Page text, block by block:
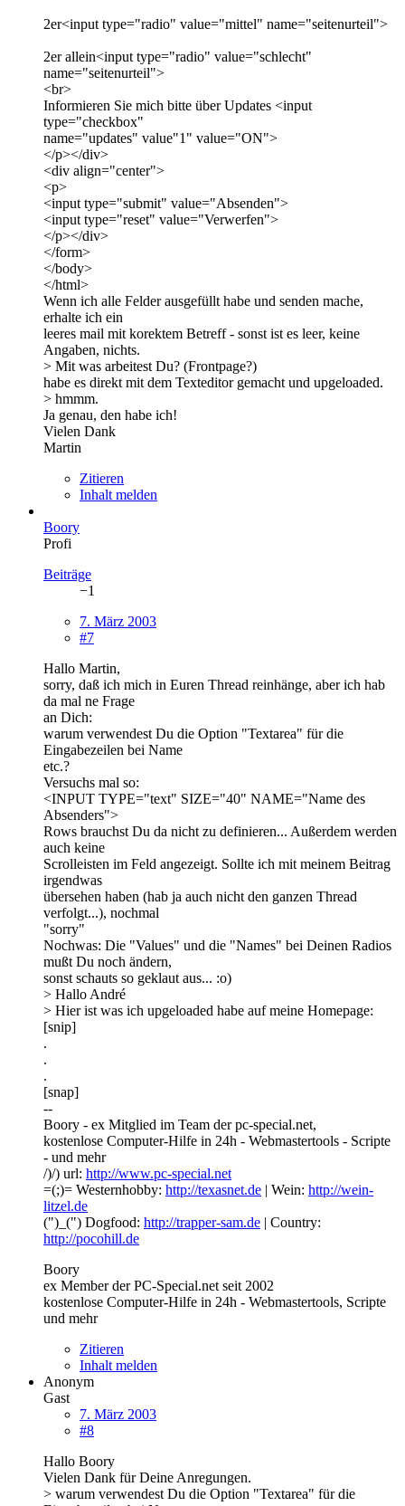
2er<input type="radio" value="mittel" name="seitenurteil">
2er allein<input type="radio" value="schlecht"
name="seitenurteil">
<br>
Informieren Sie mich bitte über Updates <input
type="checkbox"
name="updates" value"1" value="ON">
</p></div>
<div align="center">
<p>
<input type="submit" value="Absenden">
<input type="reset" value="Verwerfen">
</p></div>
</form>
</body>
</html>
Wenn ich alle Felder ausgefüllt habe und senden mache,
erhalte ich ein
leeres mail mit korektem Betreff - sonst ist es leer, keine
Angaben, nichts.
> Mit was arbeitest Du? (Frontpage?)
habe es direkt mit dem Texteditor gemacht und upgeloaded.
> hmmm.
Ja genau, den habe ich!
Vielen Dank
Martin
Zitieren
Inhalt melden
Boory
Profi
Beiträge
−1
7. März 2003
#7
Hallo Martin,
sorry, daß ich mich in Euren Thread reinhänge, aber ich hab
da mal ne Frage
an Dich:
warum verwendest Du die Option "Textarea" für die
Eingabezeilen bei Name
etc.?
Versuchs mal so:
<INPUT TYPE="text" SIZE="40" NAME="Name des
Absenders">
Rows brauchst Du da nicht zu definieren... Außerdem werden
auch keine
Scrolleisten im Feld angezeigt. Sollte ich mit meinem Beitrag
irgendwas
übersehen haben (hab ja auch nicht den ganzen Thread
verfolgt...), nochmal
"sorry"
Nochwas: Die "Values" und die "Names" bei Deinen Radios
mußt Du noch ändern,
sonst schauts so geklaut aus... :o)
> Hallo André
> Hier ist was ich upgeloaded habe auf meine Homepage:
[snip]
.
.
.
[snap]
--
Boory - ex Mitglied im Team der pc-special.net,
kostenlose Computer-Hilfe in 24h - Webmastertools - Scripte
- und mehr
/)/) url: http://www.pc-special.net
=(;)= Westernhobby: http://texasnet.de | Wein: http://wein-
litzel.de
(")_(") Dogfood: http://trapper-sam.de | Country:
http://pocohill.de
Boory
ex Member der PC-Special.net seit 2002
kostenlose Computer-Hilfe in 24h - Webmastertools, Scripte
und mehr
Zitieren
Inhalt melden
Anonym
Gast
7. März 2003
#8
Hallo Boory
Vielen Dank für Deine Anregungen.
> warum verwendest Du die Option "Textarea" für die